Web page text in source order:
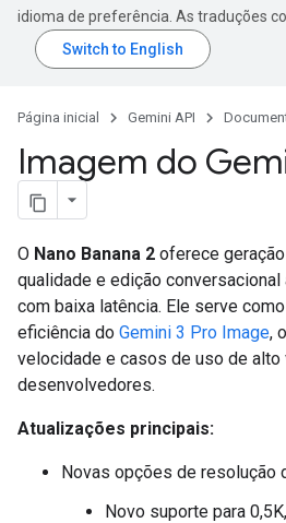
idioma de preferência. As traduções
Página inicial Gemini API
Imagem do
O Nano Banana 2 oferece
qualidade e edição
com baixa latência. Ele serve
eficiência do Gemini 3 Pro Image,
velocidade e casos de uso de alto
desenvolvedores.
Atualizações principais:
Novas opções de resolução
Novo suporte para